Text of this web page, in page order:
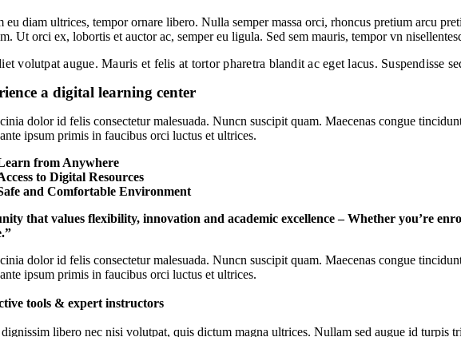
eu diam ultrices, tempor ornare libero. Nulla semper massa orci, rhoncus pretium arcu
Ut orci ex, lobortis et auctor ac, semper eu ligula. Sed sem mauris, tempor vn
volutpat augue. Mauris et felis at tortor pharetra blandit ac eget lacus. Suspendisse
a digital learning center
dolor id felis consectetur malesuada. Nuncn suscipit quam. Maecenas congue
ipsum primis in faucibus orci luctus et ultrices.
from Anywhere
to Digital Resources
and Comfortable Environment
that values flexibility, innovation and academic excellence – Whether you’re
dolor id felis consectetur malesuada. Nuncn suscipit quam. Maecenas congue
ipsum primis in faucibus orci luctus et ultrices.
tools & expert instructors
libero nec nisi volutpat, quis dictum magna ultrices. Nullam sed augue id turpis